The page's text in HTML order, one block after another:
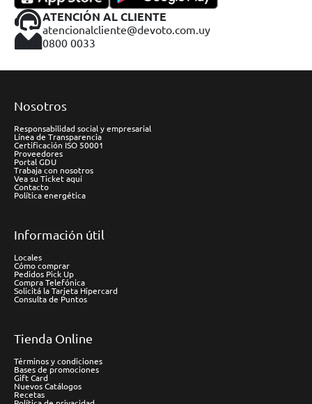
ATENCIÓN AL CLIENTE
atencionalcliente@devoto.com.uy
0800 0033
Nosotros
Responsabilidad social y empresarial
Línea de Transparencia
Certificación ISO 50001
Proveedores
Portal GDU
Trabaja con nosotros
Vea su Ticket aquí
Contacto
Política energética
Información útil
Locales
Cómo comprar
Pedidos Pick Up
Compra Telefónica
Solicitá la Tarjeta Hipercard
Consulta de Puntos
Tienda Online
Términos y condiciones
Bases de promociones
Gift Card
Nuevos Catálogos
Recetas